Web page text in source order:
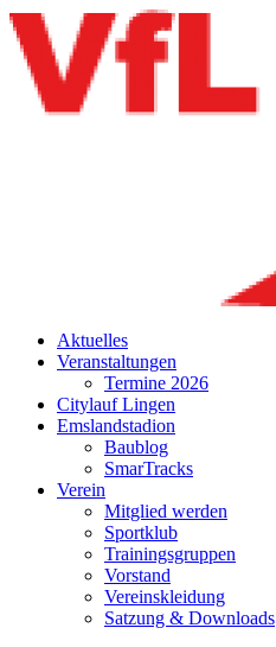
Aktuelles
Veranstaltungen
Termine 2026
Citylauf Lingen
Emslandstadion
Baublog
SmarTracks
Verein
Mitglied werden
Sportklub
Trainingsgruppen
Vorstand
Vereinskleidung
Satzung & Downloads